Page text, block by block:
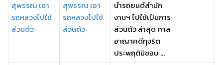
สุพรรณ เอา
รถหลวงไปใช้
ส่วนตัว
นำรถยนต์สำนัก
งานฯ ไปใช้เป็นการ
ส่วนตัว ล่าสุด ศาล
อาญาคดีทุจริต
ประพฤติมิชอบ ...